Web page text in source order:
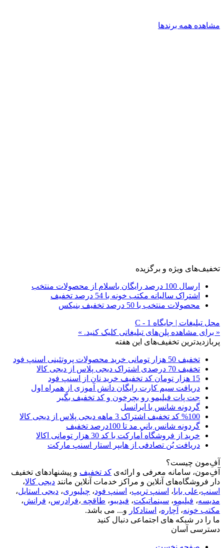
مشاهده همه برندها
تخفیف‌های ویژه و برگزیده
ارسال 100 درصد رایگان باسلام از محصولات منتخب
اشتراک سالیانه مکتب خونه با 54 درصد تخفیف
محصولات منتخب با 50 درصد تخفیف بنیکس
محل تبلیغات | جایگاه C - 1
« برای مشاهده پلن‌های تبلیغاتی کلیک کنید. »
پربازدیدترین تخفیف‌های این هفته
تخفیف 50 هزار تومانی خرید محصولات پروتئینی اسنپ فود
تخفیف 70 درصدی اشتراک دیجی پلاس از دیجی کالا
15 هزار تومان کد تخفیف خرید نان از اسنپ فود
دریافت سیم کارت رایگان دانش آموزی از همراه اول
جت پات فیلیمو رو بچرخون و کد تخفیف بگیر
گردونه شانس با ایرانسل
%100 کد تخفیف اشتراک 3 ماهه دیجی پلاس از دیجی کالا
گردونه شانس بانی مد تا 100درصد تخفیف
خرید از فروشگاه اُمارکت با کد 30 هزار تومانی اکالا
دریافت بُن تصادفی از هایپر استار اسنپ مارکت
آفِ‌مون چیست؟
آفِ‌مون، سامانه معرفی و ارائه‌ی کد تخفیف و پیشنهادهای تخفیف
دار فروشگاه‌های آنلاین و مراکز خدمات آنلاین مانند دیجی کالا،
اسنپ،علی بابا، اسنپ تریپ، اسنپ فود، چیلیوری، دیجی استایل،
مدیسه، فیلیمو، سینماتیکت، فیدیبو، طاقچه ،فرادرس، فرانش،
مکتب خونه، آچاره، استادکار و... می باشد.
ما را در شبکه های اجتماعی دنبال کنید
دسترسی آسان